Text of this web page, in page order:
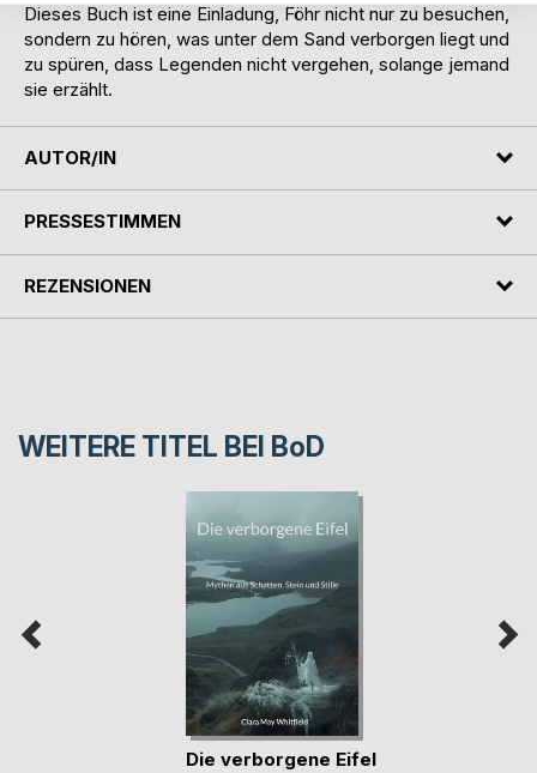
Dieses Buch ist eine Einladung, Föhr nicht nur zu besuchen,
sondern zu hören, was unter dem Sand verborgen liegt und
zu spüren, dass Legenden nicht vergehen, solange jemand
sie erzählt.
AUTOR/IN
PRESSESTIMMEN
REZENSIONEN
WEITERE TITEL BEI BoD
Die verborgene Eifel